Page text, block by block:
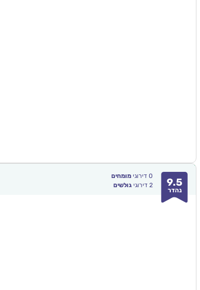
9.5
נהדר
0 דירוגימומחים
2 דירוגיגולשים